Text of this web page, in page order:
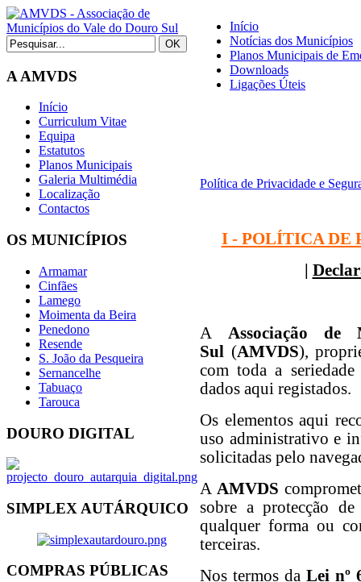
A AMVDS
Início
Curriculum Vitae
Equipa
Estatutos
Planos Municipais
Galeria Multimédia
Localização
Contactos
OS MUNICÍPIOS
Armamar
Cinfães
Lamego
Moimenta da Beira
Penedono
Resende
S. João da Pesqueira
Sernancelhe
Tabuaço
Tarouca
DOURO DIGITAL
SIMPLEX AUTÁRQUICO
COMPRAS PÚBLICAS
Início
Notícias dos Municípios
Planos Municipais de
Downloads
Ligações Úteis
Política de Privacidade e
I - POLÍTICA DE
A Associação
Sul
(AMVDS),
com toda a
dados aqui registados.
Os elementos aqui
uso administrativo e
solicitadas pelo
A AMVDS
sobre a protecção
qualquer forma ou
terceiras.
Nos termos da Lei nº